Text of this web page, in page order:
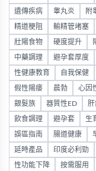
遺傳疾病 睾丸炎 附
精道梗阻 輸精管堵塞
壯陽食物 硬度提升
中藥調理 避孕套厚度
性健康教育 自我保健
假性陽痿 晨勃 心因
銀髮族 器質性ED
飲食調理 避孕套 生
誤區指南 腸道健康
延時產品 印度必利勁
性功能下降 按需服用